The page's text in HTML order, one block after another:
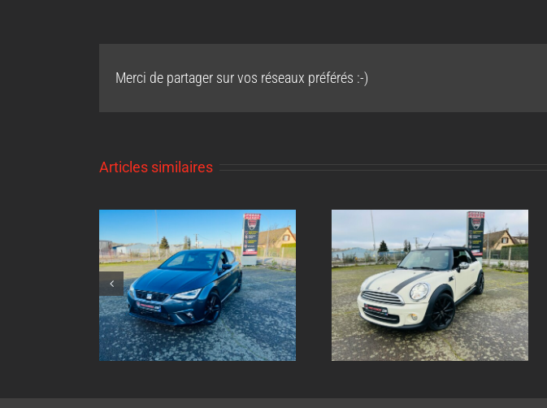
Merci de partager sur vos réseaux préférés :-)
Articles similaires
Echappement inox sur
mesure Mini Cooper 1.6l
Echappement inox sur
mesure Volkswagen Golf 8
GTI